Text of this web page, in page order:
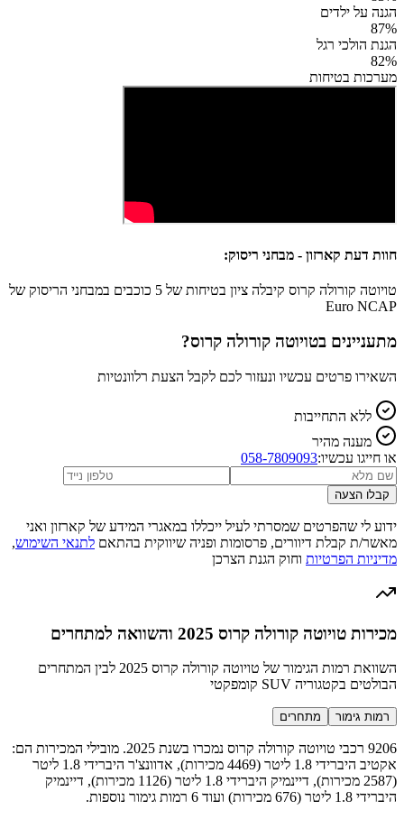
הגנה על ילדים
87%
הגנת הולכי רגל
82%
מערכות בטיחות
חוות דעת קארזון - מבחני ריסוק:
טויוטה קורולה קרוס קיבלה ציון בטיחות של 5 כוכבים במבחני הריסוק של
Euro NCAP
מתעניינים בטויוטה קורולה קרוס?
השאירו פרטים עכשיו ונעזור לכם לקבל הצעת רלוונטיות
ללא התחייבות
מענה מהיר
או חייגו עכשיו:058-7809093
קבלו הצעה
ידוע לי שהפרטים שמסרתי לעיל ייכללו במאגרי המידע של קארזון ואני
מאשר/ת קבלת דיוורים, פרסומות ופניה שיווקית בהתאם לתנאי השימוש,
מדיניות הפרטיות וחוק הגנת הצרכן
מכירות טויוטה קורולה קרוס 2025 והשוואה למתחרים
השוואת רמות הגימור של טויוטה קורולה קרוס 2025 לבין המתחרים
הבולטים בקטגוריה SUV קומפקטי
רמות גימור מתחרים
9206 רכבי טויוטה קורולה קרוס נמכרו בשנת 2025. מובילי המכירות הם:
אקטיב היברידי 1.8 ליטר (4469 מכירות), אדוונצ'ר היברידי 1.8 ליטר
(2587 מכירות), דיינמיק היברידי 1.8 ליטר (1126 מכירות), דיינמיק
היברידי 1.8 ליטר (676 מכירות) ועוד 6 רמות גימור נוספות.